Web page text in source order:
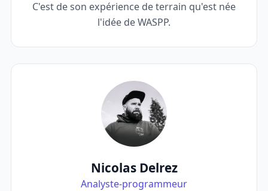
C'est de son expérience de terrain qu'est née
l'idée de WASPP.
Nicolas Delrez
Analyste-programmeur